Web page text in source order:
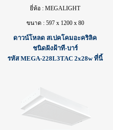
ยี่ห้อ : MEGALIGHT
ขนาด : 597 x 1200 x 80
ดาวน์โหลด สเปคโคมอะคริลิค
ชนิดฝังฝ้าที-บาร์
รหัส MEGA-228L3TAC 2x28w ที่นี้